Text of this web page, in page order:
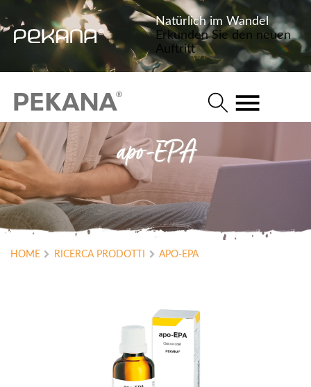
Natürlich im Wandel
Erkunden Sie den neuen
Auftritt
apo-EPA
HOME RICERCA PRODOTTI APO-EPA